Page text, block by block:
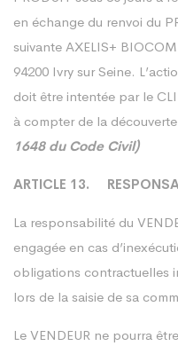
en échange du renvoi du
suivante AXELIS+
94200 Ivry sur Seine.
doit être intentée par le
à compter de la
1648 du Code Civil)
ARTICLE 13.
La responsabilité du
engagée en cas
obligations contractuelles
lors de la saisie de sa
Le VENDEUR ne pourra